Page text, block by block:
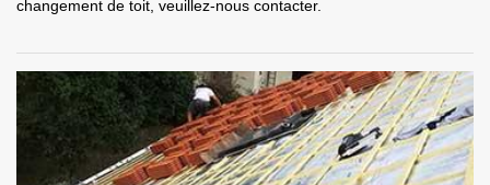
changement de toit, veuillez-nous contacter.